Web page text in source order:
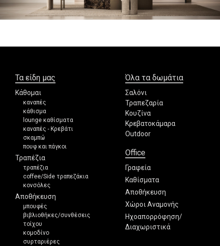
Τα είδη μας
Κάθομαι
καναπές
κάθισμα
lounge καθίσματα
καναπές - Κρεβάτι
σκαμπώ
πουφ και πάγκοι
Τραπέζια
τραπέζια
coffee/Side τραπεζάκια
κονσόλες
Αποθήκευση
μπουφές
βιβλιοθήκες/συνθέσεις
τοίχου
κομοδίνο
συρταριέρες
Όλα τα δωμάτια
Σαλόνι
Τραπεζαρία
Κουζίνα
Κρεβατοκάμαρα
Outdoor
Office
Γραφεία
Καθίσματα
Αποθήκευση
Χώροι Αναμονής
Ηχοαπορρόφηση/
Διαχωριστικά